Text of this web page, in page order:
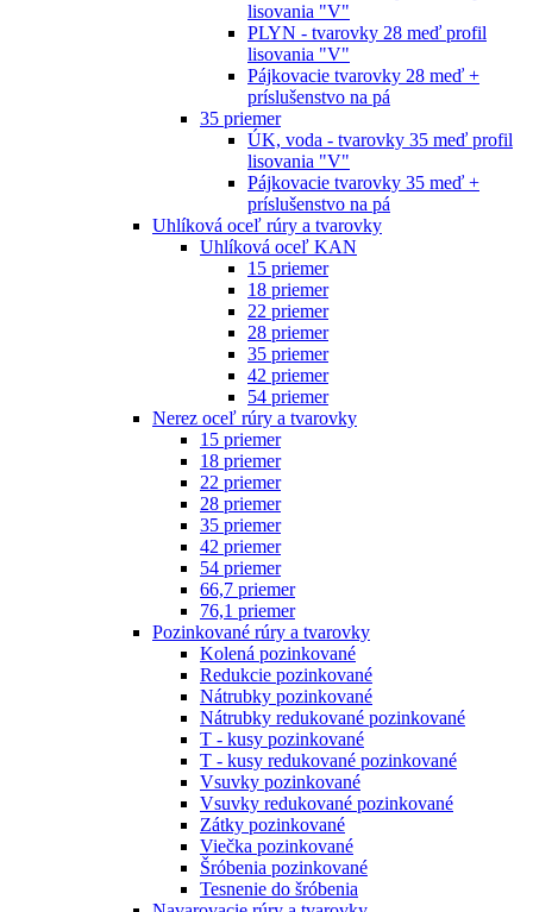
lisovania "V"
PLYN - tvarovky 28 meď profil
lisovania "V"
Pájkovacie tvarovky 28 meď +
príslušenstvo na pá
35 priemer
ÚK, voda - tvarovky 35 meď profil
lisovania "V"
Pájkovacie tvarovky 35 meď +
príslušenstvo na pá
Uhlíková oceľ rúry a tvarovky
Uhlíková oceľ KAN
15 priemer
18 priemer
22 priemer
28 priemer
35 priemer
42 priemer
54 priemer
Nerez oceľ rúry a tvarovky
15 priemer
18 priemer
22 priemer
28 priemer
35 priemer
42 priemer
54 priemer
66,7 priemer
76,1 priemer
Pozinkované rúry a tvarovky
Kolená pozinkované
Redukcie pozinkované
Nátrubky pozinkované
Nátrubky redukované pozinkované
T - kusy pozinkované
T - kusy redukované pozinkované
Vsuvky pozinkované
Vsuvky redukované pozinkované
Zátky pozinkované
Viečka pozinkované
Šróbenia pozinkované
Tesnenie do šróbenia